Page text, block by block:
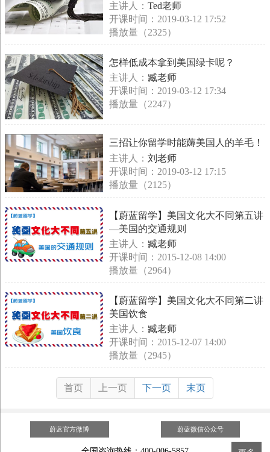
主讲人： Ted老师
开课时间：2019-03-12 17:52
播放量（2325）
怎样低成本拿到美国绿卡呢？
主讲人： 臧老师
开课时间：2019-03-12 17:34
播放量（2247）
三招让你留学时能薅美国人的羊毛！
主讲人： 刘老师
开课时间：2019-03-12 17:15
播放量（2125）
【蔚蓝留学】美国文化大不同第五讲
—美国的交通规则
主讲人： 臧老师
开课时间：2015-12-08 14:00
播放量（2964）
【蔚蓝留学】美国文化大不同第二讲
美国饮食
主讲人： 臧老师
开课时间：2015-12-07 14:00
播放量（2945）
首页 上一页 下一页 末页
蔚蓝官方微博 蔚蓝微信公众号